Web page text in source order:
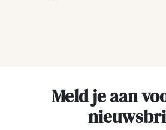
Meld je aan